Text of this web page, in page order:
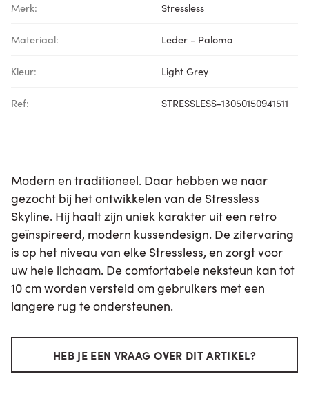
Merk: Stressless
Materiaal: Leder - Paloma
Kleur: Light Grey
Ref: STRESSLESS-13050150941511
Modern en traditioneel. Daar hebben we naar
gezocht bij het ontwikkelen van de Stressless
Skyline. Hij haalt zijn uniek karakter uit een retro
geïnspireerd, modern kussendesign. De zitervaring
is op het niveau van elke Stressless, en zorgt voor
uw hele lichaam. De comfortabele neksteun kan tot
10 cm worden versteld om gebruikers met een
langere rug te ondersteunen.
HEB JE EEN VRAAG OVER DIT ARTIKEL?